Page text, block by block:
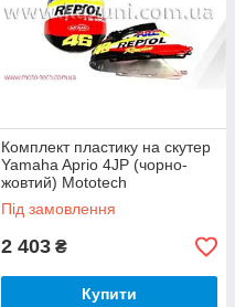
Комплект пластику на скутер
Yamaha Aprio 4JP (чорно-
жовтий) Mototech
Під замовлення
2 403 ₴
Купити